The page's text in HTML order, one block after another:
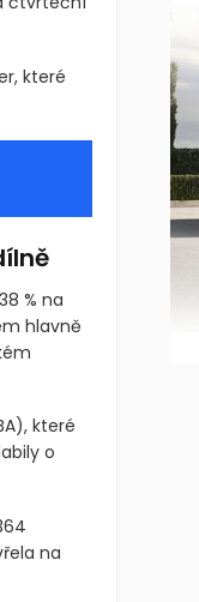
čtvrteční
které
% na
hlavně
o